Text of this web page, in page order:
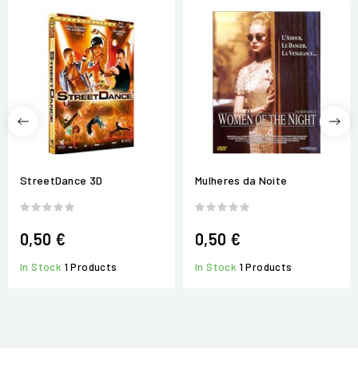
StreetDance 3D
0,50 €
In Stock 1 Products
Mulheres da Noite
0,50 €
In Stock 1 Products